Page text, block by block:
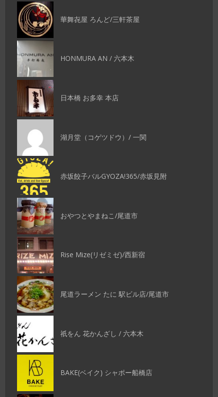
華舞㐂屋 ろんど/三軒茶屋
HONMURA AN / 六本木
日本橋 お多幸 本店
湖月堂（コゲツドウ）/ 一関
赤坂餃子バルGYOZA!365/赤坂見附
おやつとやまねこ/尾道市
Rise Mize(リゼミゼ)/西新宿
尾道ラーメン たに 駅ビル店/尾道市
祇をん 花かんざし / 六本木
BAKE(ベイク) シャポー船橋店